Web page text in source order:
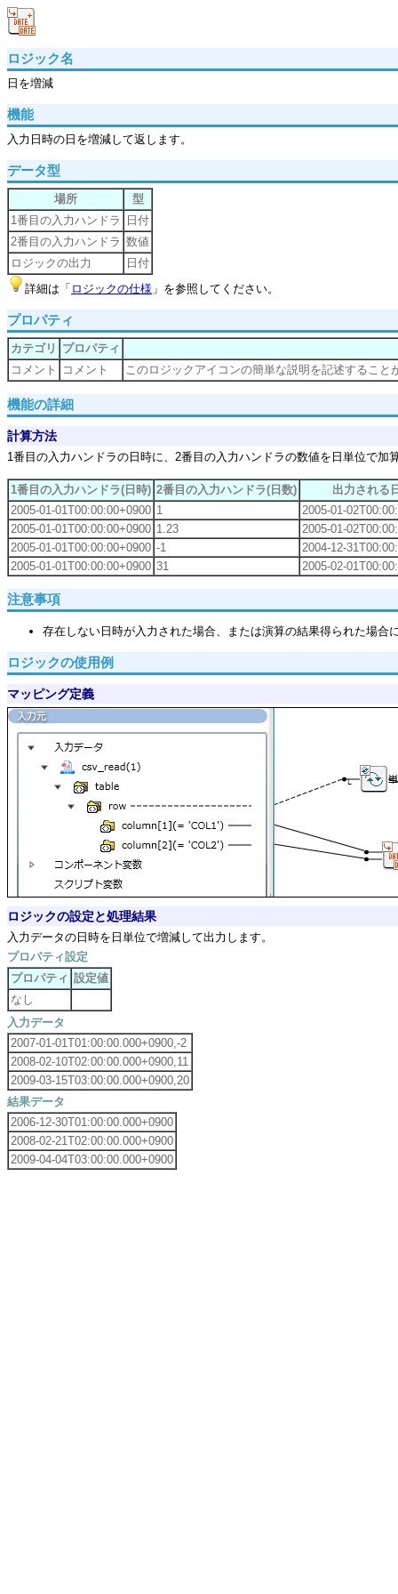
ロジック名
日を増減
機能
入力日時の日を増減して返します。
データ型
場所
型
1番目の入力ハンドラ
日付
2番目の入力ハンドラ 数値
ロジックの出力
日付
詳細は「 ロジックの仕様 」を参照してください。
プロパティ
カテゴリ
プロパティ
コメント
コメント このロジックアイコンの簡単な説明を記述するこ
機能の詳細
計算方法
1番目の入力ハンドラの日時に、2番目の入力ハンドラの数値を日単位で
1番目の入力ハンドラ(日時) 2番目の入力ハンドラ(日数)
出力される
2005-01-01T00:00:00+0900 1
2005-01-
2005-01-01T00:00:00+0900 1.23
2005-01-
2005-01-01T00:00:00+0900 -1
2004-12-
2005-01-01T00:00:00+0900 31 2005-02-
注意事項
存在しない日時が入力された場合、または演算の結果得られた場
ロジックの使用例
マッピング定義
ロジックの設定と処理結果
入力データの日時を日単位で増減して出力します。
プロパティ設定
プロパティ 設定値
なし
入力データ
2007-01-01T01:00:00.000+0900,-2
2008-02-10T02:00:00.000+0900,11
2009-03-15T03:00:00.000+0900,20
結果データ
2006-12-30T01:00:00.000+0900
2008-02-21T02:00:00.000+0900
2009-04-04T03:00:00.000+0900